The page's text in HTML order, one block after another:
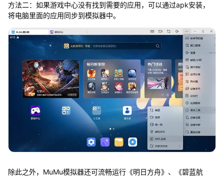
方法二：如果游戏中心没有找到需要的应用，可以通过apk安装，
将电脑里面的应用同步到模拟器中。
除此之外，MuMu模拟器还可流畅运行《明日方舟》、《碧蓝航